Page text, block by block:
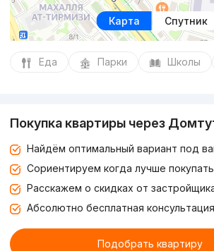
Карта Спутник
Еда Парки Школы
Покупка квартиры через
Найдём оптимальный вариант под
Сориентируем когда лучше
Расскажем о скидках от
Абсолютно бесплатная
Подобрать квартиру